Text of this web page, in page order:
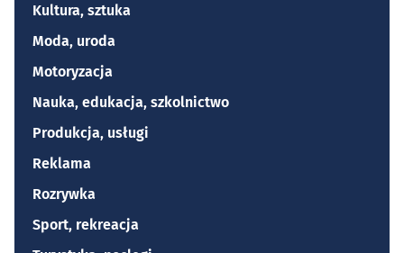
Kultura, sztuka
Moda, uroda
Motoryzacja
Nauka, edukacja, szkolnictwo
Produkcja, usługi
Reklama
Rozrywka
Sport, rekreacja